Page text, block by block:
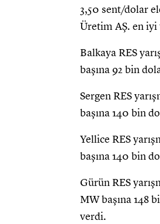
3,50 sent/dolar
Üretim AŞ. en
Balkaya RES
başına 92 bin
Sergen RES
başına 140 bin
Yellice RES
başına 140 bin
Gürün RES
MW başına 148
verdi.